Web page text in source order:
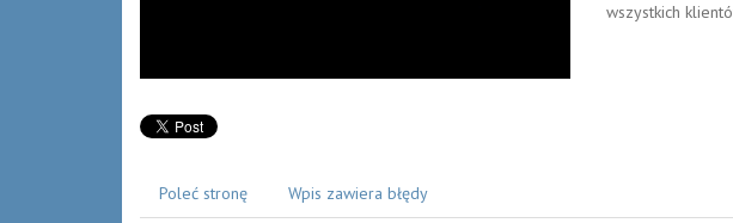
wszystkich
Poleć stronę Wpis zawiera błędy